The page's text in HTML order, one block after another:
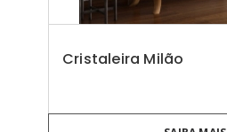
Cristaleira Milão